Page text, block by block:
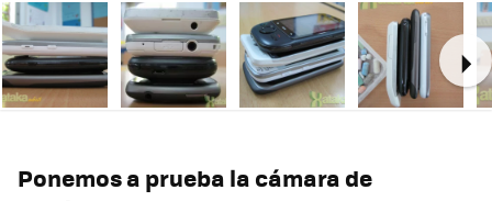
Ponemos a prueba la cámara de